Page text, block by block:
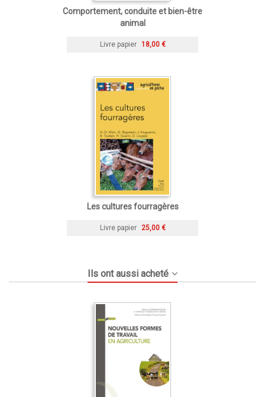
Comportement, conduite et bien-être
animal
Livre papier 18,00 €
Les cultures fourragères
Livre papier 25,00 €
Ils ont aussi acheté